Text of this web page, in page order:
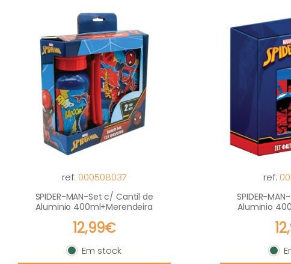
ref: 000508037
SPIDER-MAN-Set c/ Cantil de
Aluminio 400ml+Merendeira
12,99€
Em stock
Em stock
ref:
SPIDER-
Aluminio
Em